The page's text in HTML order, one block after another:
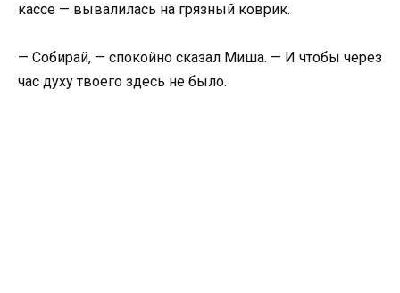
кассе — вывалилась на грязный коврик.
— Собирай, — спокойно сказал Миша. — И чтобы через
час духу твоего здесь не было.